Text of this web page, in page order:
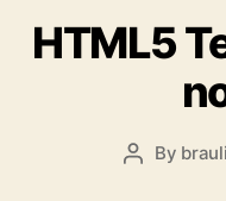
HTML5
Post
By